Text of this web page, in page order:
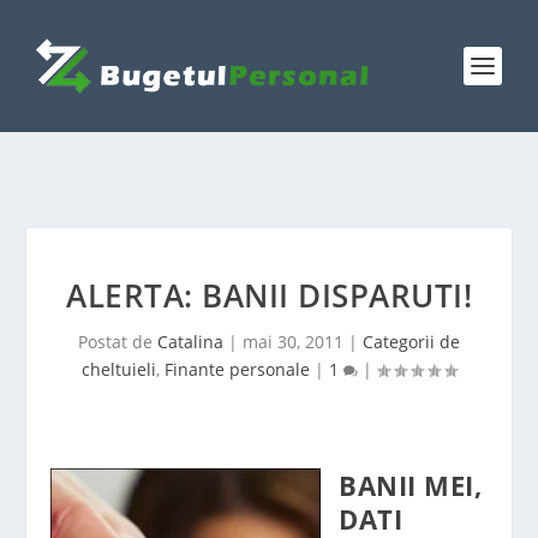
ALERTA: BANII DISPARUTI!
Postat de Catalina | mai 30, 2011 | Categorii de
cheltuieli, Finante personale | 1 |
BANII MEI,
DATI